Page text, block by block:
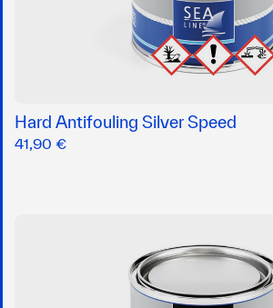
Hard Antifouling Silver Speed
41,90 €